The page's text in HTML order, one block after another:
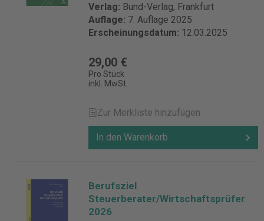
Verlag: Bund-Verlag, Frankfurt
Auflage: 7. Auflage 2025
Erscheinungsdatum: 12.03.2025
29,00 €
Pro Stück
inkl. MwSt.
Zur Merkliste hinzufügen
In den Warenkorb
Berufsziel
Steuerberater/Wirtschaftsprüfer
2026